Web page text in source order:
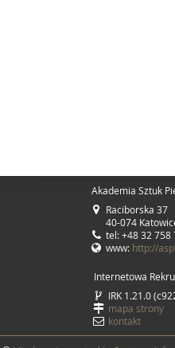
Akademia Sztuk
Raciborska 37
40-074
tel: +48 32 758
www: http://
Internetowa
IRK 1.21.0
mapa strony
kontakt